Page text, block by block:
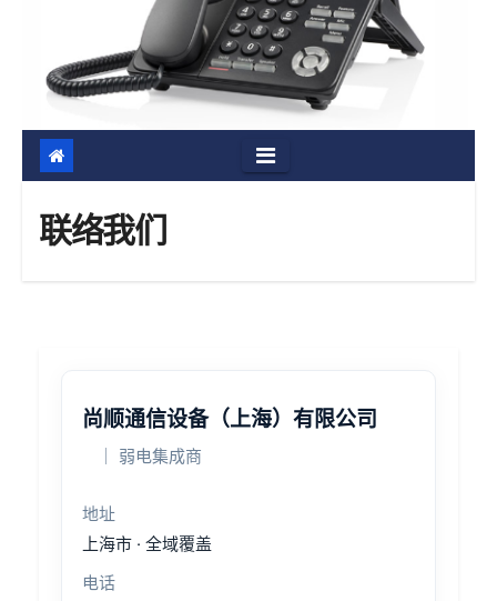
联络我们
尚顺通信设备（上海）有限公司
｜ 弱电集成商
地址
上海市 · 全域覆盖
电话